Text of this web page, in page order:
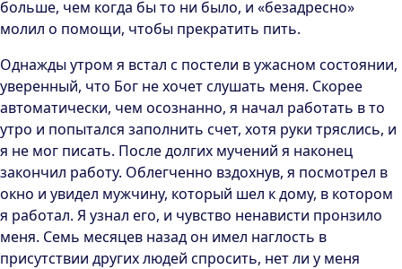
больше, чем когда бы то ни было, и «безадресно»
молил о помощи, чтобы прекратить пить.
Однажды утром я встал с постели в ужасном состоянии,
уверенный, что Бог не хочет слушать меня. Скорее
автоматически, чем осознанно, я начал работать в то
утро и попытался заполнить счет, хотя руки тряслись, и
я не мог писать. После долгих мучений я наконец
закончил работу. Облегченно вздохнув, я посмотрел в
окно и увидел мужчину, который шел к дому, в котором
я работал. Я узнал его, и чувство ненависти пронзило
меня. Семь месяцев назад он имел наглость в
присутствии других людей спросить, нет ли у меня